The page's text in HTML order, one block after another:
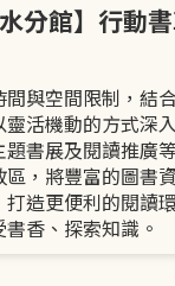
水分館】行動
間與空間限制，結
靈活機動的方式深
題書展及閱讀推廣
區，將豐富的圖書
打造更便利的閱讀
香、探索知識。